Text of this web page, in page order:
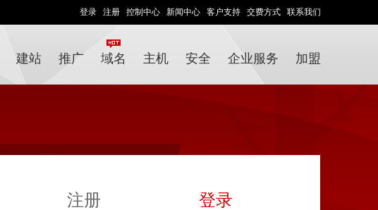
登录 注册 控制中心 新闻中心 客户支持 交费方式 联系我们
建站 推广 域名 主机 安全 企业服务 加盟
注册 登录